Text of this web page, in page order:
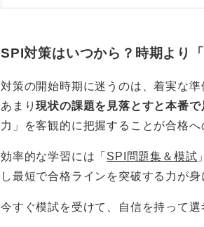
こともあります。
いので早めに問題に触れておきま
「こんな感じの問題が出るんだ
段階的対策が攻略のコツ
SPI対策はいつから？時期より
対策の開始時期に迷うのは、着実な
あまり現状の課題を見落とすと本番で
力」を客観的に把握することが合格へ
効率的な学習には「 SPI問題集＆模試
し最短で合格ラインを突破する力が身
今すぐ模試を受けて、自信を持って選